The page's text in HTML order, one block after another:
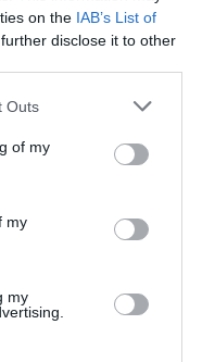
on the IAB’s List of
disclose it to other
Outs
of my
my
my
înrolarea
pe baza
înainte de
pentru cei